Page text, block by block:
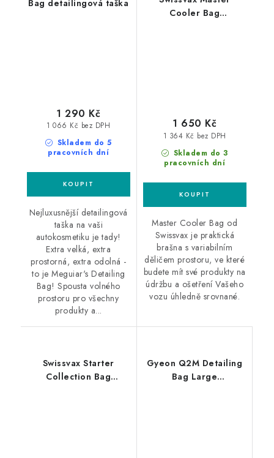
Bag detailingová taška
Skladem do 5
pracovních dní
1 066 Kč bez DPH
1 290 Kč
Nejluxusnější detailingová
taška na vaši
autokosmetiku je tady!
Extra velká, extra
prostorná, extra odolná -
to je Meguiar's Detailing
Bag! Spousta volného
prostoru pro všechny
produkty a...
Cooler Bag
Skladem do 3
pracovních dní
1 364 Kč bez DPH
1 650 Kč
Master Cooler Bag od
Swissvax je praktická
brašna s variabilním
děličem prostoru, ve které
budete mít své produkty na
údržbu a ošetření Vašeho
vozu úhledně srovnané.
Swissvax Starter
Collection Bag
Gyeon Q2M Detailing
Bag Large